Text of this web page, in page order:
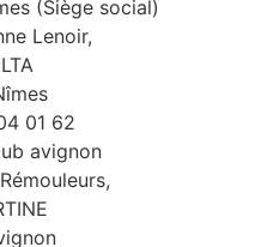
(Siège social)
Lenoir,
01 62
avignon